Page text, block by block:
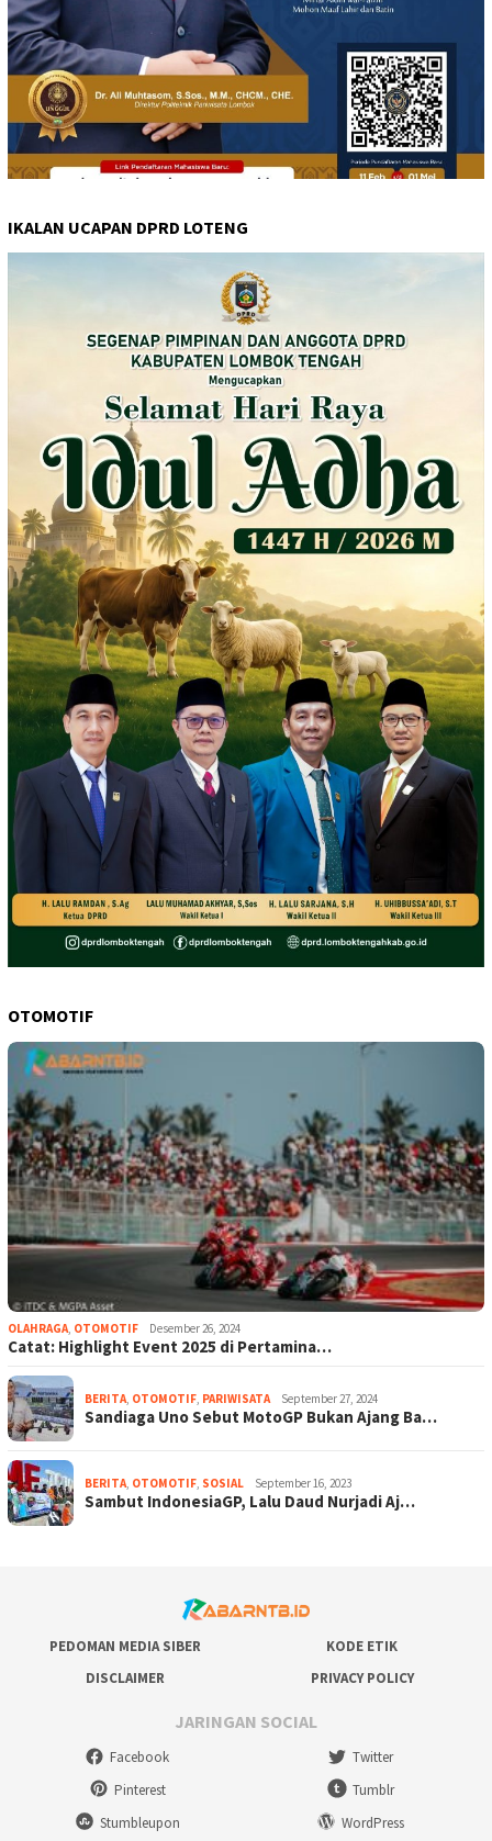
IKALAN UCAPAN DPRD LOTENG
OTOMOTIF
OLAHRAGA, OTOMOTIF Desember 26, 2024
Catat: Highlight Event 2025 di Pertamina…
BERITA, OTOMOTIF, PARIWISATA September 27, 2024
Sandiaga Uno Sebut MotoGP Bukan Ajang Ba…
BERITA, OTOMOTIF, SOSIAL September 16, 2023
Sambut IndonesiaGP, Lalu Daud Nurjadi Aj…
PEDOMAN MEDIA SIBER
KODE ETIK
DISCLAIMER
PRIVACY POLICY
JARINGAN SOCIAL
Facebook
Twitter
Pinterest
Tumblr
Stumbleupon
WordPress